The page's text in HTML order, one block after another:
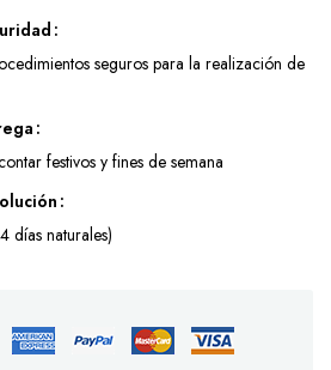
seguros para la realización de
festivos y fines de semana
días naturales)